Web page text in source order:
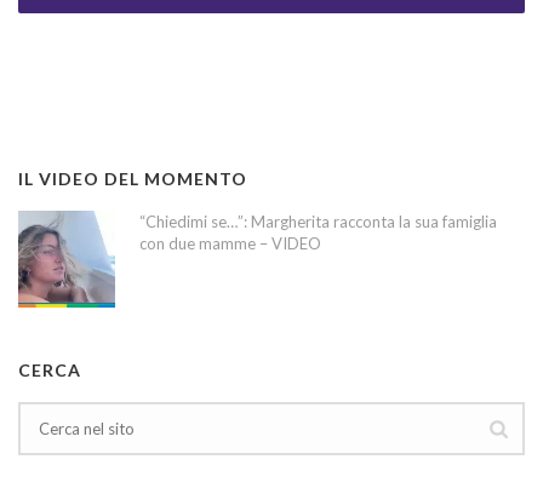
IL VIDEO DEL MOMENTO
“Chiedimi se…”: Margherita racconta la sua famiglia
con due mamme – VIDEO
CERCA